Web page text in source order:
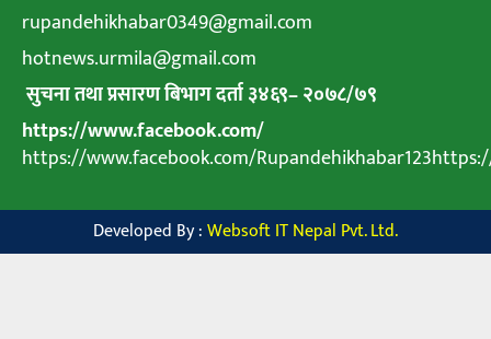
rupandehikhabar0349@gmail.com
hotnews.urmila@gmail.com
सुचना तथा प्रसारण बिभाग दर्ता ३४६९–२०७८/७९
https://www.facebook.com/
https://www.facebook.com/
Developed By :Websoft IT Nepal Pvt. Ltd.